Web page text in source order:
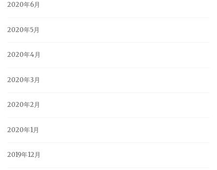
2020年6月
2020年5月
2020年4月
2020年3月
2020年2月
2020年1月
2019年12月